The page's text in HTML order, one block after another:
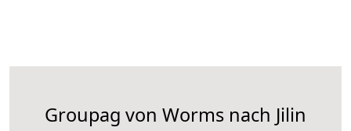
Groupag von Worms nach Jilin